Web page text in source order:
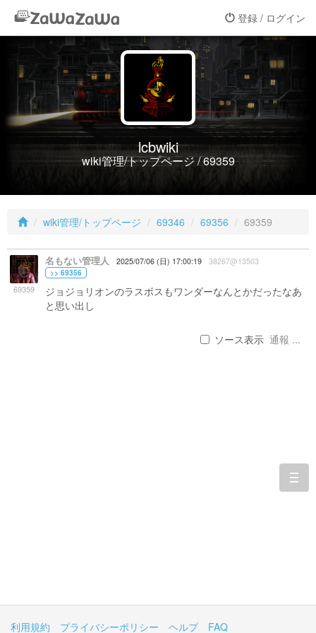
登録 / ログイン
lcbwiki
wiki管理/トップページ / 69359
wiki管理/トップページ 69346 69356 69359
69359
名もない管理人 2025/07/06 (日) 17:00:19 38267@13503
>> 69356
ジョジョリオンのラスボスもワンダーなんとかだったなあ
と思い出し
ソース表示 通報 ...
利用規約 プライバシーポリシー ヘルプ FAQ